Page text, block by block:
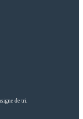
de tri.